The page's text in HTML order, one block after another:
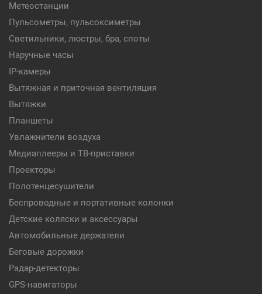
Метеостанции
Пульсометры, пульсоксиметры
Светильники, люстры, бра, споты
Наручные часы
IP-камеры
Вытяжная и приточная вентиляция
Вытяжки
Планшеты
Увлажнители воздуха
Медиаплееры и ТВ-приставки
Проекторы
Полотенцесушители
Беспроводные и портативные колонки
Детские коляски и аксессуары
Автомобильные держатели
Беговые дорожки
Радар-детекторы
GPS-навигаторы